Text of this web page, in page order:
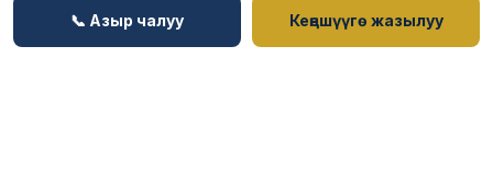
КАРДАРЛАРДЫН ОКУЯЛАРЫ
📞 Азыр чалуу Кеңешүүгө жазылуу